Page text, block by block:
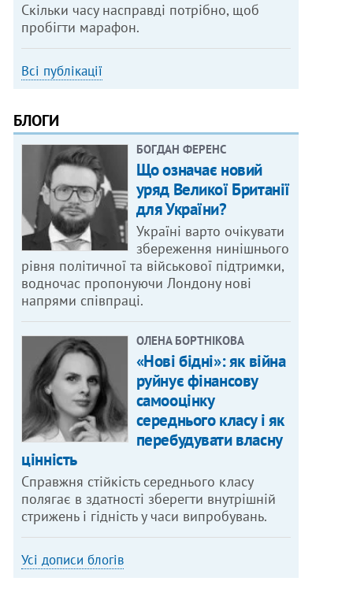
Скільки часу насправді потрібно, щоб
пробігти марафон.
Всі публікації
БЛОГИ
БОГДАН ФЕРЕНС
Що означає новий
уряд Великої Британії
для України?
Україні варто очікувати
збереження нинішнього
рівня політичної та військової підтримки,
водночас пропонуючи Лондону нові
напрями співпраці.
ОЛЕНА БОРТНІКОВА
«Нові бідні»: як війна
руйнує фінансову
самооцінку
середнього класу і як
перебудувати власну
цінність
Справжня стійкість середнього класу
полягає в здатності зберегти внутрішній
стрижень і гідність у часи випробувань.
Усі дописи блогів